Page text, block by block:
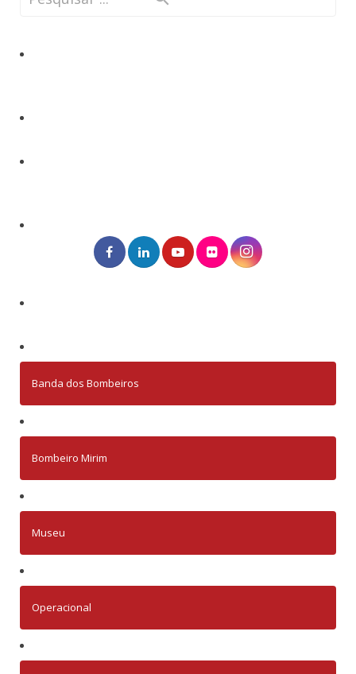
Banda dos Bombeiros
Bombeiro Mirim
Museu
Operacional